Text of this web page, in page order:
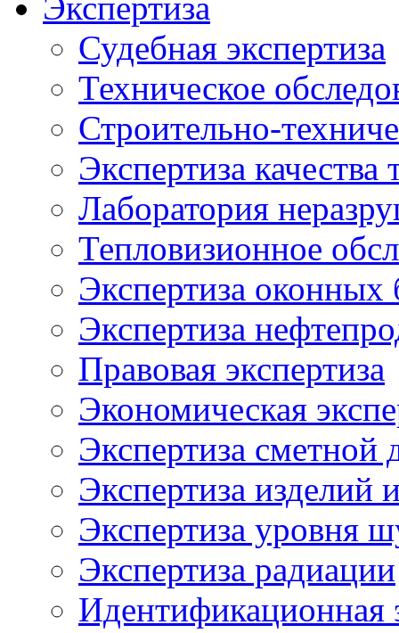
Судебная экспертиза
Техническое
Строительно-
Экспертиза качества
Лаборатория
Тепловизионное
Экспертиза оконных
Экспертиза
Правовая экспертиза
Экономическая
Экспертиза сметной
Экспертиза изделий
Экспертиза уровня
Экспертиза радиации
Идентификационная